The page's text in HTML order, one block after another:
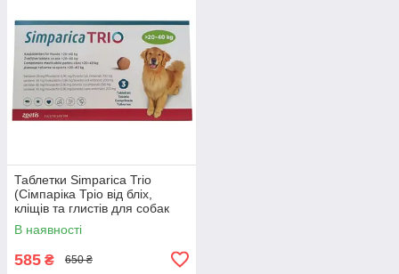
Таблетки Simparica Trio
(Сімпаріка Тріо від бліх,
кліщів та глистів для собак
вагою 20,1-40кг) 1шт.
В наявності
585 ₴ 650 ₴